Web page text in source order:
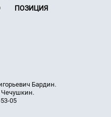
ПОЗИЦИЯ
Бардин.
Чечушкин.
05